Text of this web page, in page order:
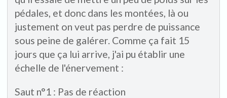
pédales, et donc dans les montées, là ou
justement on veut pas perdre de puissance
sous peine de galérer. Comme ça fait 15
jours que ça lui arrive, j'ai pu établir une
échelle de l'énervement :
Saut n°1 : Pas de réaction